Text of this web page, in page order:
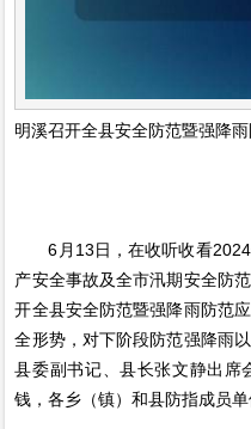
明溪召开全县安全防范暨强降
6月13日，在收听收看2024
产安全事故及全市汛期安全防
开全县安全防范暨强降雨防范
全形势，对下阶段防范强降雨
县委副书记、县长张文静出席
钱，各乡（镇）和县防指成员